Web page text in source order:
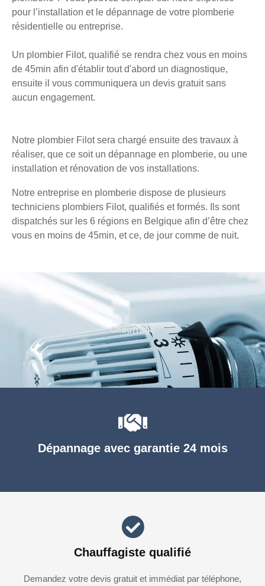
pour l’installation et le dépannage de votre plomberie
résidentielle ou entreprise.
Un plombier Filot, qualifié se rendra chez vous en moins
de 45min afin d'établir tout d'abord un diagnostique,
ensuite il vous communiquera un devis gratuit sans
aucun engagement.
Notre plombier Filot sera chargé ensuite des travaux à
réaliser, que ce soit un dépannage en plomberie, ou une
installation et rénovation de vos installations.
Notre entreprise en plomberie dispose de plusieurs
techniciens plombiers Filot, qualifiés et formés. Ils sont
dispatchés sur les 6 régions en Belgique afin d’être chez
vous en moins de 45min, et ce, de jour comme de nuit.
Dépannage avec garantie 24 mois
Chauffagiste qualifié
Demandez votre devis gratuit et immédiat par téléphone,
Chauffage